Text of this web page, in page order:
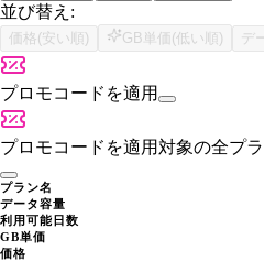
並び替え:
価格(安い順) GB単価(低い順) デ
プロモコードを適用
プロモコードを適用対象の全プ
プラン名
データ容量
利用可能日数
GB単価
価格